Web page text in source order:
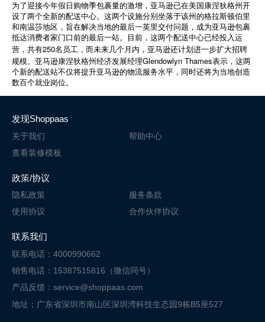
为了迎接今年假日购物季包裹量的激增，亚马逊已在美国康涅狄格州开
设了两个全新的配送中心。这两个设施分别坐落于该州的格拉斯顿伯里
和南温莎地区，旨在解决当地的最后一英里交付问题，成为亚马逊包裹
抵达消费者家门口前的最后一站。目前，这两个配送中心已经投入运
营，共有250名员工，而未来几个月内，亚马逊还计划进一步扩大招聘
规模。亚马逊康涅狄格州经济发展经理Glendowlyn Thames表示，这两
个新的配送站不仅将提升亚马逊的物流服务水平，同时还将为当地创造
数百个就业岗位。
发现Shoppaas
关于我们
帮助中心
查看装修模板
政策/协议
隐私政策
服务条款
使用协议
合作伙伴协议
联系我们
联系电话：4000990662
销售电话：15387515816（微信同号）
产品反馈：service@shoppaas.com
地址：广东省深圳市南山区深圳湾科技生态园9栋B5座527